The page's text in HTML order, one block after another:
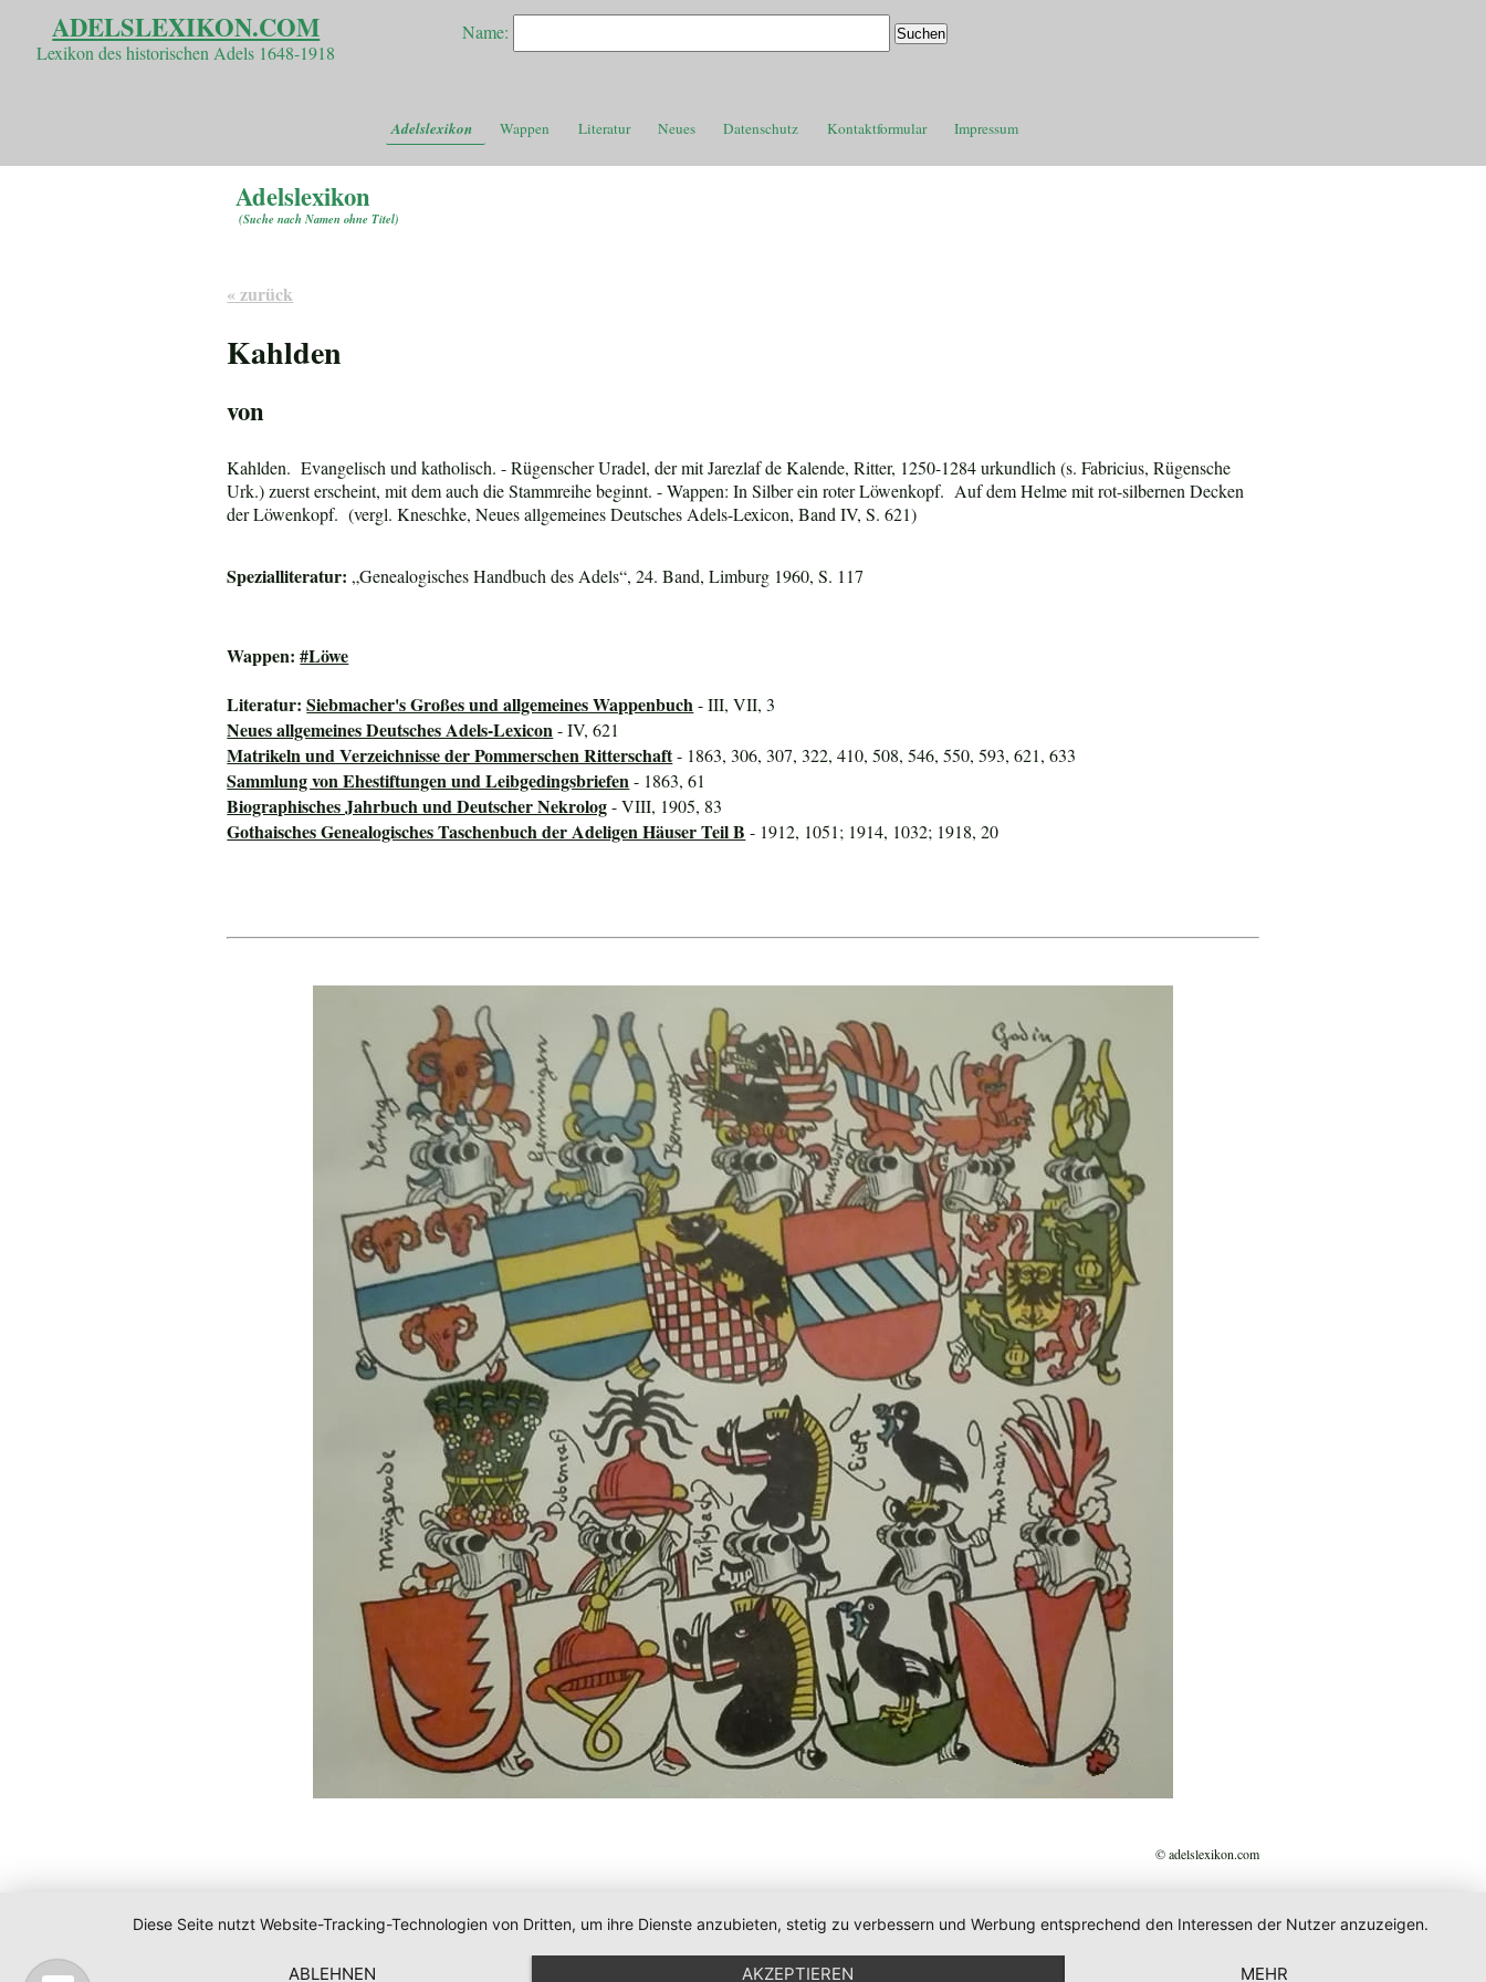
ADELSLEXIKON.COM
Lexikon des historischen Adels 1648-1918
Name:
Adelslexikon Wappen Literatur Neues Datenschutz Kontaktformular Impressum
Adelslexikon
(Suche nach Namen ohne Titel)
« zurück
Kahlden
von
Kahlden. Evangelisch und katholisch. - Rügenscher Uradel, der mit Jarezlaf de Kalende, Ritter, 1250-1284 urkundlich (s. Fabricius, Rügensche
Urk.) zuerst erscheint, mit dem auch die Stammreihe beginnt. - Wappen: In Silber ein roter Löwenkopf. Auf dem Helme mit rot-silbernen Decken
der Löwenkopf. (vergl. Kneschke, Neues allgemeines Deutsches Adels-Lexicon, Band IV, S. 621)
Spezialliteratur: „Genealogisches Handbuch des Adels“, 24. Band, Limburg 1960, S. 117
Wappen:#Löwe
Literatur:Siebmacher's Großes und allgemeines Wappenbuch- III, VII, 3
Neues allgemeines Deutsches Adels-Lexicon- IV, 621
Matrikeln und Verzeichnisse der Pommerschen Ritterschaft- 1863, 306, 307, 322, 410, 508, 546, 550, 593, 621, 633
Sammlung von Ehestiftungen und Leibgedingsbriefen- 1863, 61
Biographisches Jahrbuch und Deutscher Nekrolog- VIII, 1905, 83
Gothaisches Genealogisches Taschenbuch der Adeligen Häuser Teil B - 1912, 1051; 1914, 1032; 1918, 20
© adelslexikon.com
Diese Seite nutzt Website-Tracking-Technologien von Dritten, um ihre Dienste anzubieten, stetig zu verbessern und Werbung entsprechend den Interessen der Nutzer anzuzeigen.
ABLEHNEN AKZEPTIEREN MEHR